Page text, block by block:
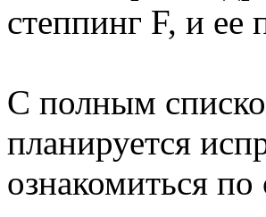
степпинг F, и ее
С полным
планируется
ознакомиться